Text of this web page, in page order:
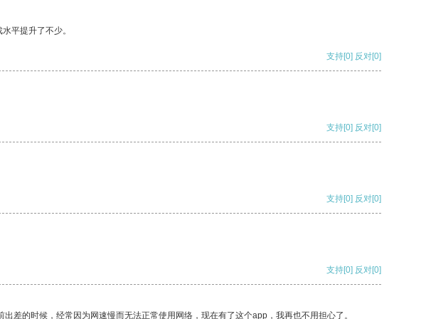
平提升了不少。
支持[0] 反对[0]
支持[0] 反对[0]
支持[0] 反对[0]
支持[0] 反对[0]
差的时候，经常因为网速慢而无法正常使用网络，现在有了这个app，我再也不用担心了。